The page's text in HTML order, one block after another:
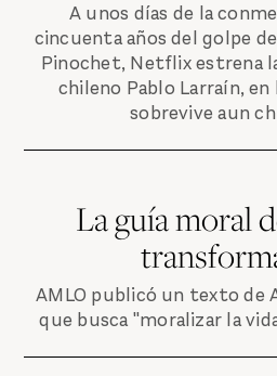
A unos días de la
cincuenta años del golpe
Pinochet, Netflix estrena
chileno Pablo Larraín,
sobrevive aun
La guía moral
AMLO publicó un texto de
que busca "moralizar la